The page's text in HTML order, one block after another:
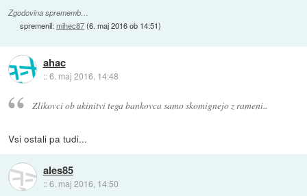
Zgodovina sprememb…
spremenil:mihec87(6. maj 2016 ob 14:51)
ahac
::6. maj 2016, 14:48
Zlikovci ob ukinitvi tega bankovca samo skomignejo z rameni..
Vsi ostali pa tudi...
ales85
::6. maj 2016, 14:50